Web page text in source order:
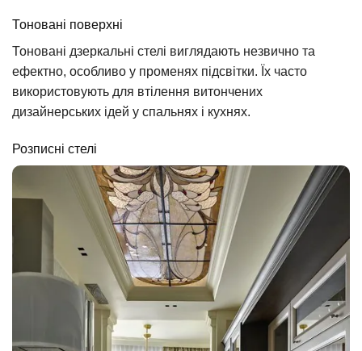
Тоновані поверхні
Тоновані дзеркальні стелі виглядають незвично та
ефектно, особливо у променях підсвітки. Їх часто
використовують для втілення витончених
дизайнерських ідей у спальнях і кухнях.
Розписні стелі